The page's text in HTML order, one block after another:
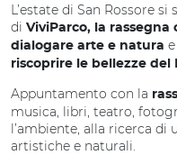
L’estate di San Rossore
di ViviParco, la
dialogare arte e natura
riscoprire le bellezze del
Appuntamento con la
musica, libri, teatro,
l’ambiente, alla ricerca di
artistiche e naturali.